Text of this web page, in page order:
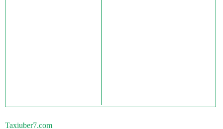
Taxiuber7.com